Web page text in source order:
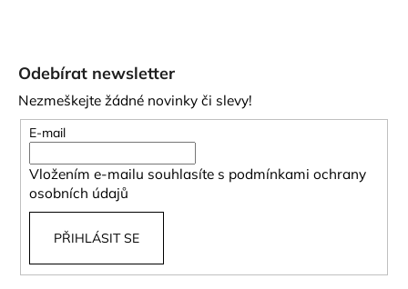
Odebírat newsletter
Nezmeškejte žádné novinky či slevy!
E-mail
Vložením e-mailu souhlasíte s podmínkami ochrany
osobních údajů
PŘIHLÁSIT SE